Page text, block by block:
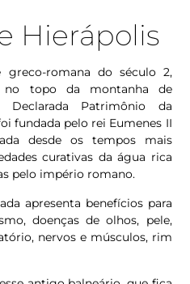
Hierápolis
greco-romana do século 2,
no topo da montanha de
Declarada Patrimônio da
fundada pelo rei Eumenes II
desde os tempos mais
curativas da água rica
pelo império romano.
apresenta benefícios para
doenças de olhos, pele,
nervos e músculos, rim